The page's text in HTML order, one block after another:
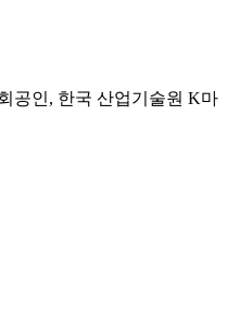
공인, 한국 산업기술원 K마